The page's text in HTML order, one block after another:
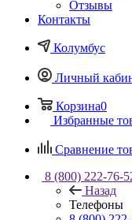
Отзывы
Контакты
Колумбус
Личный
Корзина0
Избранные
Сравнение
8 (800) 222-76-
Назад
Телефоны